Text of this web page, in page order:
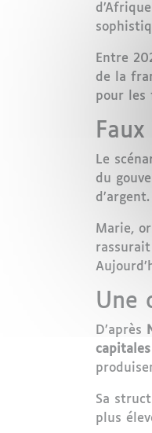
Entre
de la
pour les
Le
du
d’argent.
Marie,
Une
D’après
Sa
plus